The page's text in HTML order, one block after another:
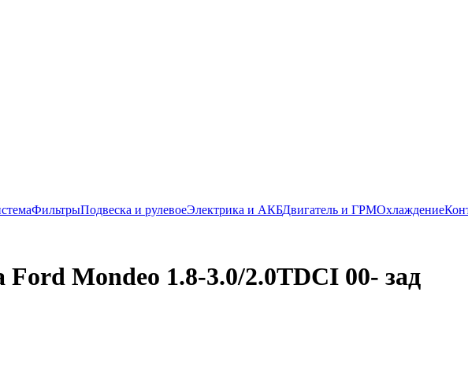
ФильтрыПодвеска и рулевоеЭлектрика и АКБДвигатель и ГРМОхлаждение
Mondeo 1.8-3.0/2.0TDCI 00- зад